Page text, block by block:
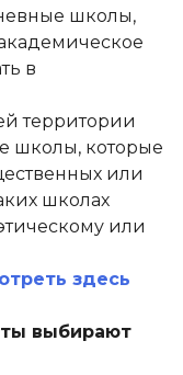
школы,
в
территории
школы, которые
или
школах
или
здесь
выбирают